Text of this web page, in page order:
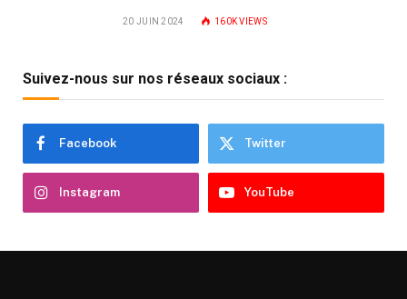
20 JUIN 2024 160KVIEWS
Suivez-nous sur nos réseaux sociaux :
Facebook Twitter
Instagram YouTube